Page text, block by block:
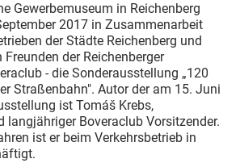
Gewerbemuseum in Reichenberg
2017 in Zusammenarbeit
der Städte Reichenberg und
der Reichenberger
- die Sonderausstellung „120
Straßenbahn". Autor der am 15. Juni
ist Tomáš Krebs,
langjähriger Boveraclub Vorsitzender.
ist er beim Verkehrsbetrieb in